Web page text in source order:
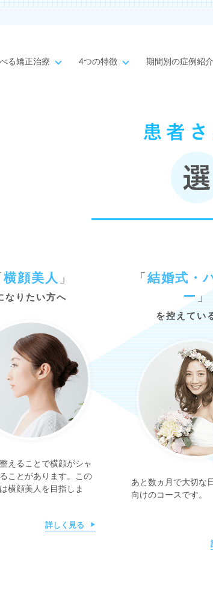
る矯正治療 4つの特徴 期間別の症例紹介
横顔美人 」
なりたい方へ
えることで横顔がシャ
ことがあります。この
横顔美人を目指しま
詳しく見る
「 結婚式・
ー 」
を控えてい
あと数ヵ月で大切な
向けのコースです。